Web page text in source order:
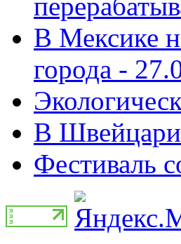
В Мексике
города -
В
Фестиваль